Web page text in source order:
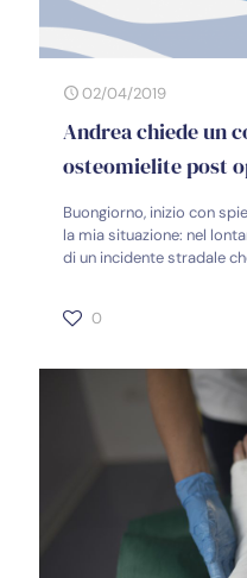
02/04/2019
Andrea chiede un
osteomielite post
Buongiorno, inizio con
la mia situazione: nel
di un incidente stradale
0